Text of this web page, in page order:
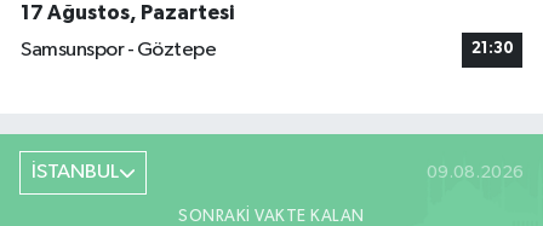
17 Ağustos, Pazartesi
Samsunspor - Göztepe
21:30
İSTANBUL 09.08.2026
SONRAKI VAKTE KALAN